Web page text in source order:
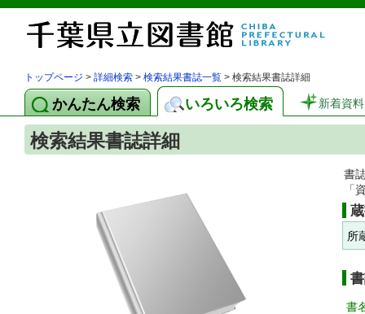
トップページ > 詳細検索 > 検索結果書誌一覧 > 検索結果書誌詳細
かんたん検索 いろいろ検索 新着資料
検索結果書誌詳細
書
「
所
書